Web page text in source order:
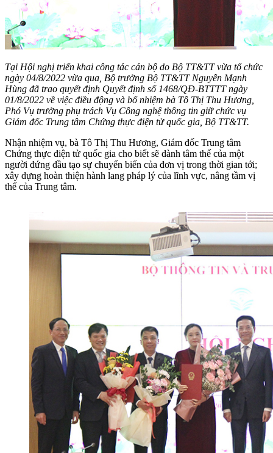
Tại Hội nghị triển khai công tác cán bộ do Bộ TT&TT vừa tổ chức
ngày 04/8/2022 vừa qua, Bộ trưởng Bộ TT&TT Nguyễn Mạnh
Hùng đã trao quyết định Quyết định số 1468/QĐ-BTTTT ngày
01/8/2022 về việc điều động và bổ nhiệm bà Tô Thị Thu Hương,
Phó Vụ trưởng phụ trách Vụ Công nghệ thông tin giữ chức vụ
Giám đốc Trung tâm Chứng thực điện tử quốc gia, Bộ TT&TT.
Nhận nhiệm vụ, bà Tô Thị Thu Hương, Giám đốc Trung tâm
Chứng thực điện tử quốc gia cho biết sẽ dành tâm thế của một
người đứng đầu tạo sự chuyển biến của đơn vị trong thời gian tới;
xây dựng hoàn thiện hành lang pháp lý của lĩnh vực, nâng tầm vị
thế của Trung tâm.